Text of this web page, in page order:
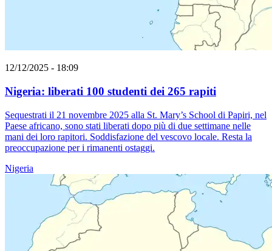
12/12/2025 - 18:09
Nigeria: liberati 100 studenti dei 265 rapiti
Sequestrati il 21 novembre 2025 alla St. Mary’s School di Papiri, nel
Paese africano, sono stati liberati dopo più di due settimane nelle
mani dei loro rapitori. Soddisfazione del vescovo locale. Resta la
preoccupazione per i rimanenti ostaggi.
Nigeria